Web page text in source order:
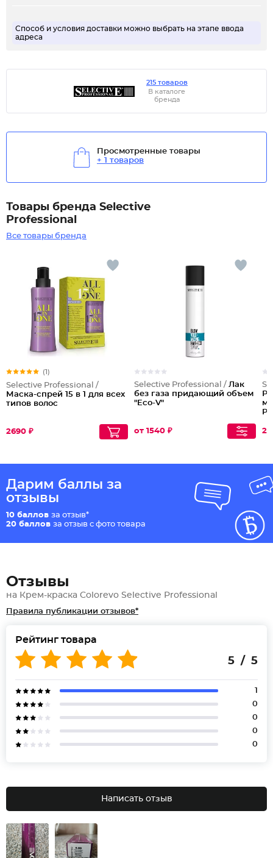
Способ и условия доставки можно выбрать на этапе ввода
адреса
215 товаров
В каталоге
бренда
Просмотренные товары
+ 1 товаров
Товары бренда Selective
Professional
Все товары бренда
(1)
Selective Professional /
Маска-спрей 15 в 1 для всех
типов волос
2690 ₽
Selective Professional / Лак
без газа придающий объем
"Eco-V"
от 1540 ₽
Дарим баллы за
отзывы
10 баллов за отзыв*
20 баллов за отзыв с фото товара
Отзывы
на Крем-краска Colorevo Selective Professional
Правила публикации отзывов*
Рейтинг товара
5 / 5
1
0
0
0
0
Написать отзыв